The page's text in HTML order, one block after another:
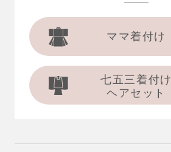
ママ着付け
七五三着付け
ヘアセット